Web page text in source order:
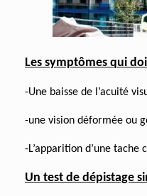
Les symptômes qui
-Une baisse de l’acuité
-une vision déformée ou
-L’apparition d’une tache
Un test de dépistage